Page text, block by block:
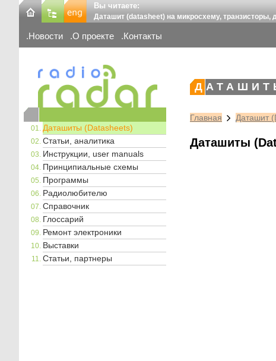
Вы читаете:
Даташит (datasheet) на микросхему, транзисторы,
Новости О проекте Контакты
Даташиты (Datasheets)
Статьи, аналитика
Инструкции, user manuals
Принципиальные схемы
Программы
Радиолюбителю
Справочник
Глоссарий
Ремонт электроники
Выставки
Статьи, партнеры
Главная Даташит
Даташиты